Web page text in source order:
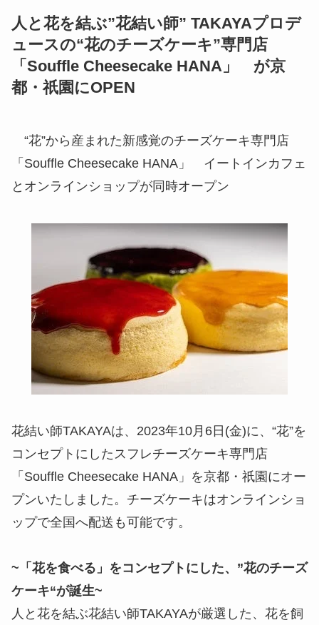
人と花を結ぶ”花結い師” TAKAYAプロデ
ュースの“花のチーズケーキ”専門店
「Souffle Cheesecake HANA」 が京
都・祇園にOPEN
“花”から産まれた新感覚のチーズケーキ専門店
「Souffle Cheesecake HANA」 イートインカフェ
とオンラインショップが同時オープン
花結い師TAKAYAは、2023年10月6日(金)に、“花”を
コンセプトにしたスフレチーズケーキ専門店
「Souffle Cheesecake HANA」を京都・祇園にオー
プンいたしました。チーズケーキはオンラインショ
ップで全国へ配送も可能です。
~「花を食べる」をコンセプトにした、”花のチーズ
ケーキ“が誕生~
人と花を結ぶ花結い師TAKAYAが厳選した、花を飼